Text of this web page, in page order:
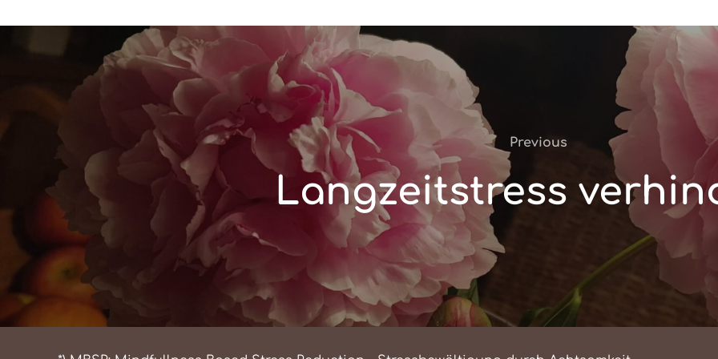
Beitragsnavigation
Previous
Previous
Langzeitstress